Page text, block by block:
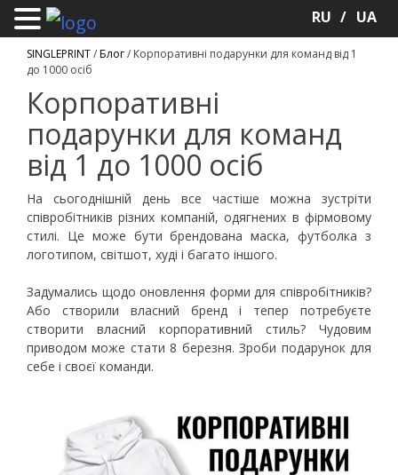
RU UA
SINGLEPRINT/Блог/ Корпоративні подарунки для команд від 1
до 1000 осіб
Корпоративні
подарунки для команд
від 1 до 1000 осіб
На сьогоднішній день все частіше можна зустріти
співробітників різних компаній, одягнених в фірмовому
стилі. Це може бути брендована маска, футболка з
логотипом, світшот, худі і багато іншого.
Задумались щодо оновлення форми для співробітників?
Або створили власний бренд і тепер потребуєте
створити власний корпоративний стиль? Чудовим
приводом може стати 8 березня. Зроби подарунок для
себе і своєї команди.